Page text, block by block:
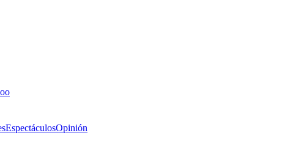
EspectáculosOpinión